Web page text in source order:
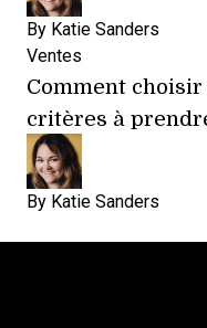
By Katie Sanders
Ventes
Comment
critères à
By Katie Sanders